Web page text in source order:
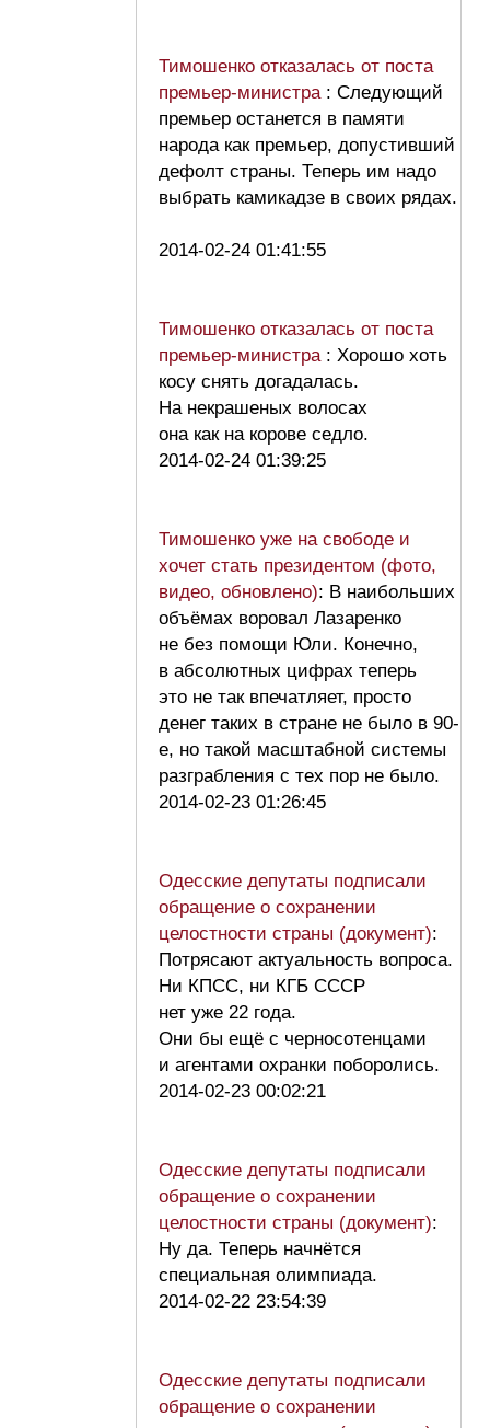
Тимошенко отказалась от поста
премьер-министра : Следующий
премьер останется в памяти
народа как премьер, допустивший
дефолт страны. Теперь им надо
выбрать камикадзе в своих рядах.
2014-02-24 01:41:55
Тимошенко отказалась от поста
премьер-министра : Хорошо хоть
косу снять догадалась.
На некрашеных волосах
она как на корове седло.
2014-02-24 01:39:25
Тимошенко уже на свободе и
хочет стать президентом (фото,
видео, обновлено): В наибольших
объёмах воровал Лазаренко
не без помощи Юли. Конечно,
в абсолютных цифрах теперь
это не так впечатляет, просто
денег таких в стране не было в 90-
е, но такой масштабной системы
разграбления с тех пор не было.
2014-02-23 01:26:45
Одесские депутаты подписали
обращение о сохранении
целостности страны (документ):
Потрясают актуальность вопроса.
Ни КПСС, ни КГБ СССР
нет уже 22 года.
Они бы ещё с черносотенцами
и агентами охранки поборолись.
2014-02-23 00:02:21
Одесские депутаты подписали
обращение о сохранении
целостности страны (документ):
Ну да. Теперь начнётся
специальная олимпиада.
2014-02-22 23:54:39
Одесские депутаты подписали
обращение о сохранении